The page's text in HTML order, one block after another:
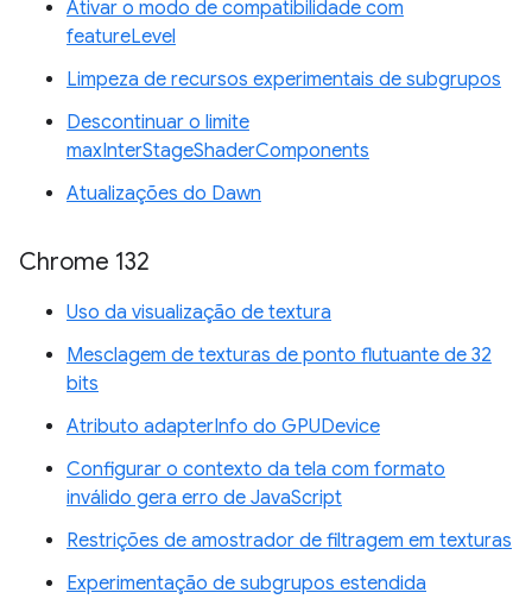
Ativar o modo de compatibilidade com
featureLevel
Limpeza de recursos experimentais de subgrupos
Descontinuar o limite
maxInterStageShaderComponents
Atualizações do Dawn
Chrome 132
Uso da visualização de textura
Mesclagem de texturas de ponto flutuante de 32
bits
Atributo adapterInfo do GPUDevice
Configurar o contexto da tela com formato
inválido gera erro de JavaScript
Restrições de amostrador de filtragem em texturas
Experimentação de subgrupos estendida